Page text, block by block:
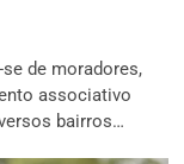
de moradores,
associativo
bairros…